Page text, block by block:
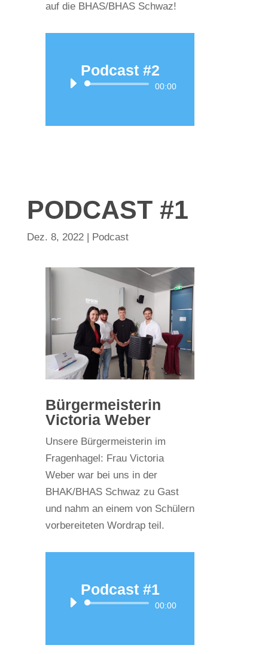
auf die BHAS/BHAS Schwaz!
Podcast #2
Audio-
00:00
PODCAST #1
Dez. 8, 2022| Podcast
Bürgermeisterin
Victoria Weber
Unsere Bürgermeisterin im
Fragenhagel: Frau Victoria
Weber war bei uns in der
BHAK/BHAS Schwaz zu Gast
und nahm an einem von Schülern
vorbereiteten Wordrap teil.
Podcast #1
Audio-
00:00